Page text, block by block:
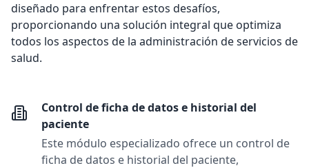
diseñado para enfrentar estos desafíos,
proporcionando una solución integral que optimiza
todos los aspectos de la administración de servicios de
salud.
Control de ficha de datos e historial del
paciente
Este módulo especializado ofrece un control de
ficha de datos e historial del paciente,